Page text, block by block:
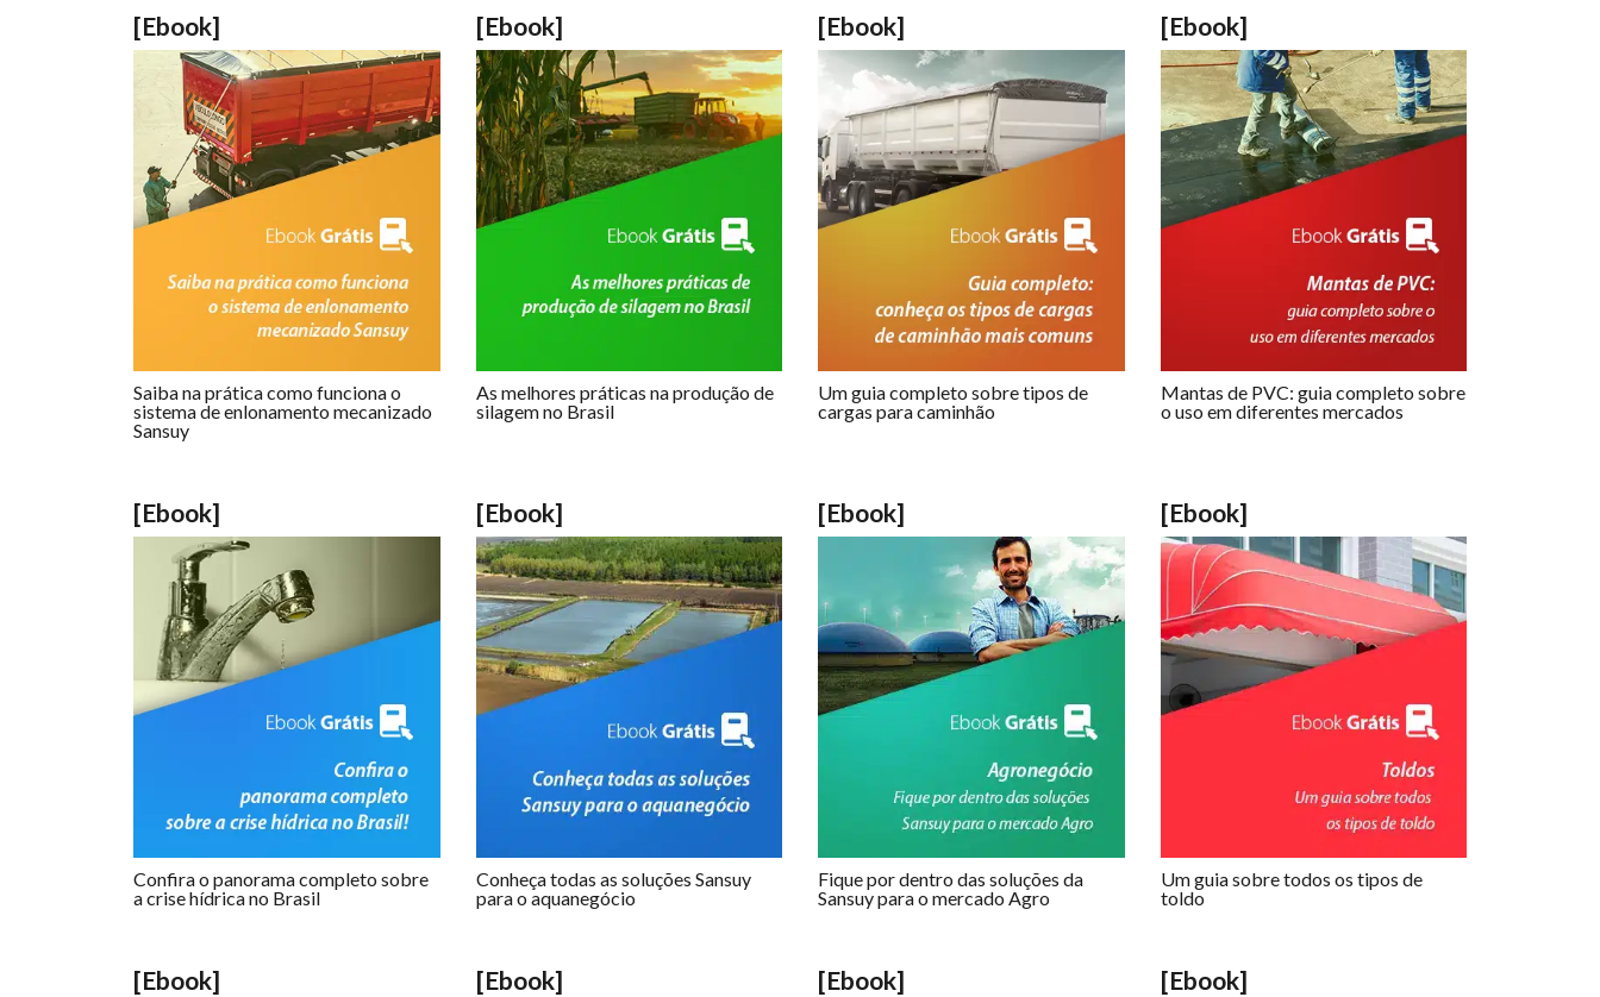
[Ebook]
Saiba na prática como funciona o
sistema de enlonamento mecanizado
Sansuy
[Ebook]
As melhores práticas na produção de
silagem no Brasil
[Ebook]
Um guia completo sobre tipos de
cargas para caminhão
[Ebook]
Mantas de PVC: guia completo sobre
o uso em diferentes mercados
[Ebook]
Confira o panorama completo sobre
a crise hídrica no Brasil
[Ebook]
Conheça todas as soluções Sansuy
para o aquanegócio
[Ebook]
Fique por dentro das soluções da
Sansuy para o mercado Agro
[Ebook]
Um guia sobre todos os tipos de
toldo
[Ebook] [Ebook] [Ebook] [Ebook]